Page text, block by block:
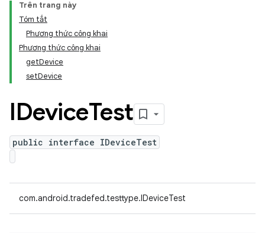
Trên trang này
Tóm tắt
Phương thức công khai
Phương thức công khai
getDevice
setDevice
IDeviceTest
public interface IDeviceTest
com.android.tradefed.testtype.IDeviceTest